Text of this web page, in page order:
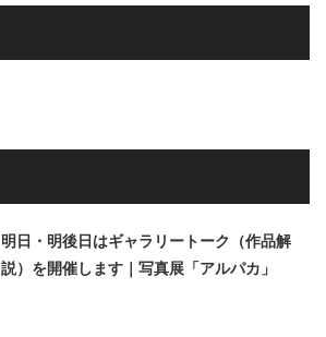
明日・明後日はギャラリートーク（作品解
説）を開催します｜写真展「アルパカ」